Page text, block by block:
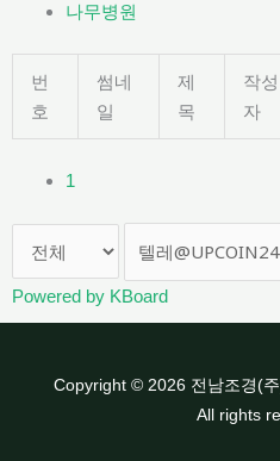
나무병원
번
호
썸네
일
제
목
작성
자
1
Powered by KBoard
Copyright © 2026 전남조경(
All rights